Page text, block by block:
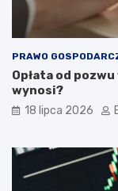
PRAWO
Opłata od
wynosi?
18 lipca 2026